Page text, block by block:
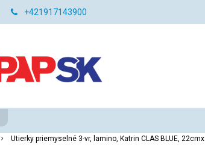
+421917143900
Utierky priemyselné 3-vr, lamino, Katrin CLAS BLUE,